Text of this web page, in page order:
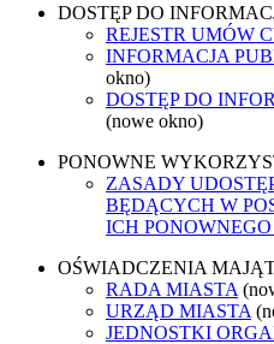
DOSTĘP DO
REJESTR UMÓW
INFORMACJA
okno)
DOSTĘP DO
(nowe okno)
PONOWNE
ZASADY
BĘDĄCYCH W
ICH
OŚWIADCZENIA
RADA MIASTA
URZĄD MIASTA
JEDNOSTKI